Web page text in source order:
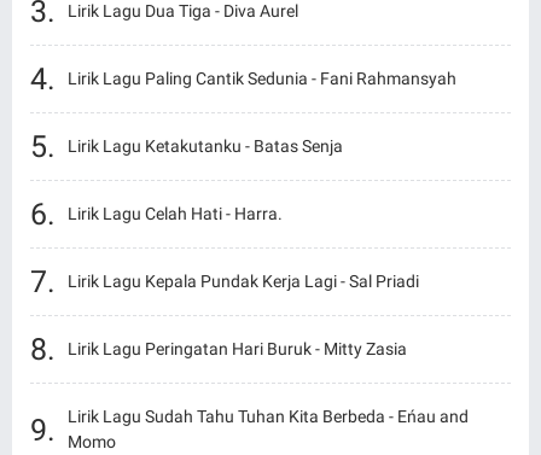
Lirik Lagu Dua Tiga - Diva Aurel
Lirik Lagu Paling Cantik Sedunia - Fani Rahmansyah
Lirik Lagu Ketakutanku - Batas Senja
Lirik Lagu Celah Hati - Harra.
Lirik Lagu Kepala Pundak Kerja Lagi - Sal Priadi
Lirik Lagu Peringatan Hari Buruk - Mitty Zasia
Lirik Lagu Sudah Tahu Tuhan Kita Berbeda - Eńau and
Momo